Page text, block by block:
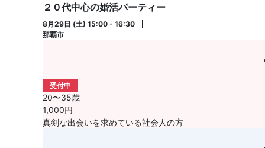
２０代中心の婚活パーティー
8月29日 (土) 15:00 - 16:30
那覇市
受付中
20〜35歳
1,000円
真剣な出会いを求めている社会人の方